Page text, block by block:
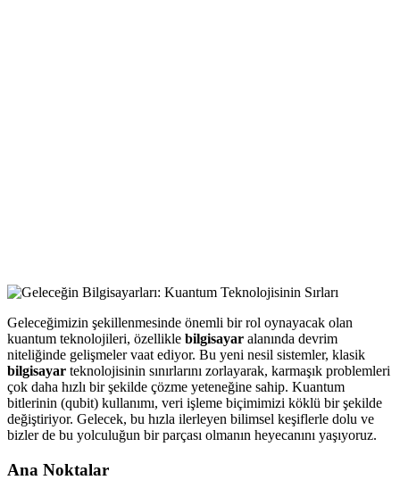
Geleceğimizin şekillenmesinde önemli bir rol oynayacak olan
kuantum teknolojileri, özellikle bilgisayar alanında devrim
niteliğinde gelişmeler vaat ediyor. Bu yeni nesil sistemler, klasik
bilgisayar teknolojisinin sınırlarını zorlayarak, karmaşık problemleri
çok daha hızlı bir şekilde çözme yeteneğine sahip. Kuantum
bitlerinin (qubit) kullanımı, veri işleme biçimimizi köklü bir şekilde
değiştiriyor. Gelecek, bu hızla ilerleyen bilimsel keşiflerle dolu ve
bizler de bu yolculuğun bir parçası olmanın heyecanını yaşıyoruz.
Ana Noktalar